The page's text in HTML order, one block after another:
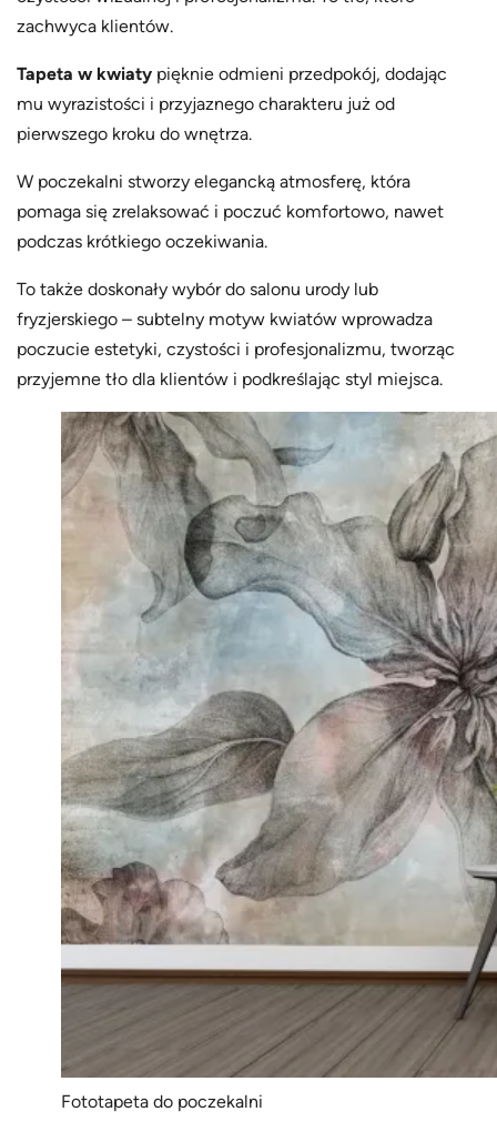
zachwyca klientów.
Tapeta w kwiaty pięknie odmieni przedpokój, dodając
mu wyrazistości i przyjaznego charakteru już od
pierwszego kroku do wnętrza.
W poczekalni stworzy elegancką atmosferę, która
pomaga się zrelaksować i poczuć komfortowo, nawet
podczas krótkiego oczekiwania.
To także doskonały wybór do salonu urody lub
fryzjerskiego – subtelny motyw kwiatów wprowadza
poczucie estetyki, czystości i profesjonalizmu, tworząc
przyjemne tło dla klientów i podkreślając styl miejsca.
Fototapeta do poczekalni